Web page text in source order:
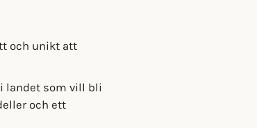
och unikt att
landet som vill bli
och ett